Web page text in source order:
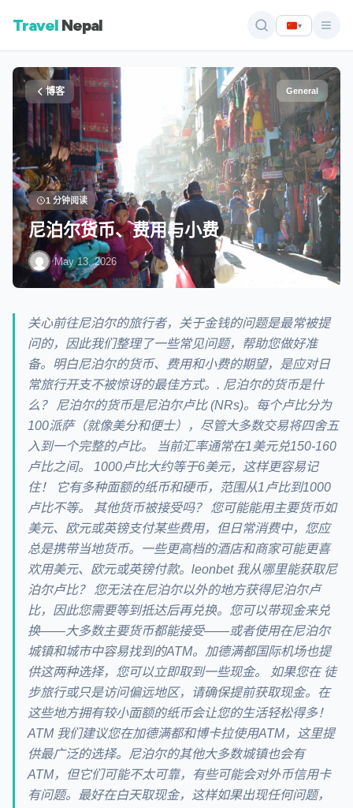
Travel Nepal ▾
博客 General
1 分钟阅读
尼泊尔货币、费用与小费
·May 13, 2026
关心前往尼泊尔的旅行者，关于金钱的问题是最常被提
问的，因此我们整理了一些常见问题，帮助您做好准
备。明白尼泊尔的货币、费用和小费的期望，是应对日
常旅行开支不被惊讶的最佳方式。. 尼泊尔的货币是什
么？ 尼泊尔的货币是尼泊尔卢比 (NRs)。每个卢比分为
100派萨（就像美分和便士），尽管大多数交易将四舍五
入到一个完整的卢比。 当前汇率通常在1美元兑150-160
卢比之间。 1000卢比大约等于6美元，这样更容易记
住！ 它有多种面额的纸币和硬币，范围从1卢比到1000
卢比不等。 其他货币被接受吗？ 您可能能用主要货币如
美元、欧元或英镑支付某些费用，但日常消费中，您应
总是携带当地货币。一些更高档的酒店和商家可能更喜
欢用美元、欧元或英镑付款。leonbet 我从哪里能获取尼
泊尔卢比？ 您无法在尼泊尔以外的地方获得尼泊尔卢
比，因此您需要等到抵达后再兑换。您可以带现金来兑
换——大多数主要货币都能接受——或者使用在尼泊尔
城镇和城市中容易找到的ATM。加德满都国际机场也提
供这两种选择，您可以立即取到一些现金。 如果您在 徒
步旅行或只是访问偏远地区，请确保提前获取现金。在
这些地方拥有较小面额的纸币会让您的生活轻松得多！
ATM 我们建议您在加德满都和博卡拉使用ATM，这里提
供最广泛的选择。尼泊尔的其他大多数城镇也会有
ATM，但它们可能不太可靠，有些可能会对外币信用卡
有问题。最好在白天取现金，这样如果出现任何问题，